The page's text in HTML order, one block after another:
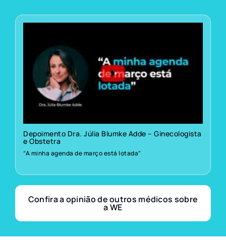
Depoimento Dra. Júlia Blumke Adde – Ginecologista
e Obstetra
“A minha agenda de março está lotada”
Confira a opinião de outros médicos sobre
a WE